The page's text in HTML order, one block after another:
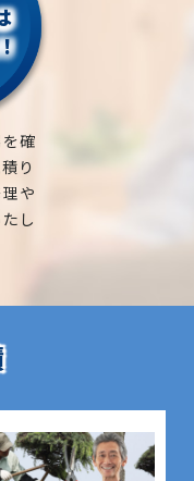
確
り
や
し